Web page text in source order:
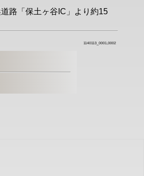
路「保土ヶ谷IC」より約15
1140113_0001,0002